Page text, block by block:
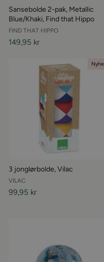
Sansebolde 2-pak, Metallic
Blue/Khaki, Find that Hippo
FIND THAT HIPPO
149,95 kr
3 jonglørbolde, Vilac
VILAC
99,95 kr